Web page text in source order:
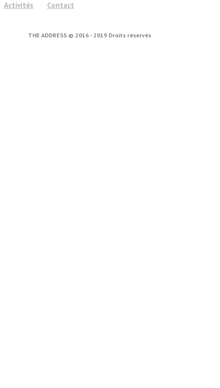
Activités Contact
THE ADDRESS © 2016 - 2019 Droits réservés